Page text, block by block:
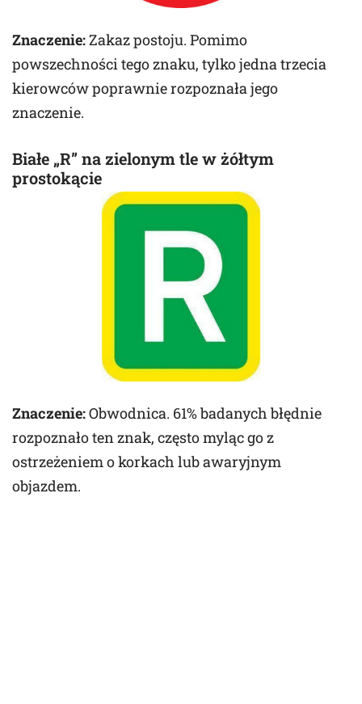
Znaczenie:Zakaz postoju. Pomimo
powszechności tego znaku, tylko jedna trzecia
kierowców poprawnie rozpoznała jego
znaczenie.
Białe „R” na zielonym tle w żółtym
prostokącie
Znaczenie:Obwodnica. 61% badanych błędnie
rozpoznało ten znak, często myląc go z
ostrzeżeniem o korkach lub awaryjnym
objazdem.